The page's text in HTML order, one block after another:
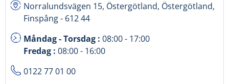
Norralundsvägen 15, Östergötland, Östergötland,
Finspång - 612 44
Måndag - Torsdag : 08:00 - 17:00
Fredag : 08:00 - 16:00
0122 77 01 00